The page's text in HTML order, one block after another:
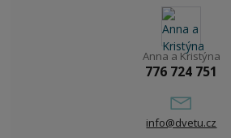
Anna a Kristýna
776 724 751
info@dvetu.cz